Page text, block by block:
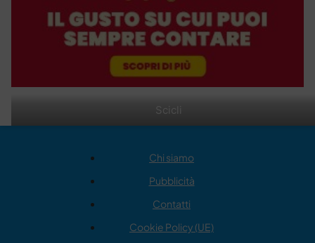
Scicli
Chi siamo
Pubblicità
Contatti
Cookie Policy (UE)